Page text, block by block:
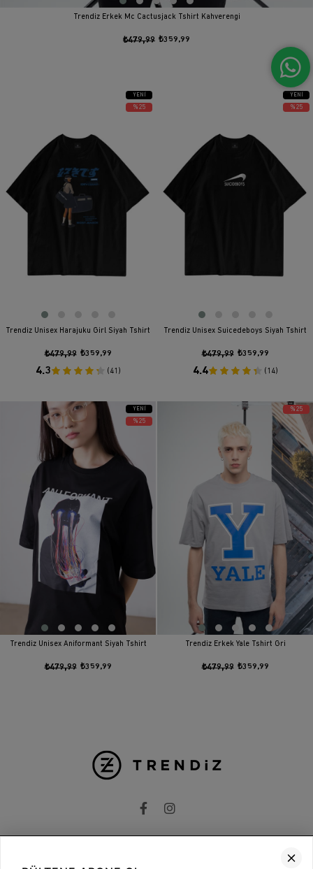
Trendiz Erkek Mc Cactusjack Tshirt Kahverengi
₺359,99
₺479,99
Trendiz Unisex Harajuku Girl Siyah Tshirt
₺359,99
₺479,99
4.3 (41)
YENI
ÜRÜN
%25
Trendiz Unisex Suicedeboys Siyah Tshirt
₺359,99
₺479,99
4.4 (14)
YENI
ÜRÜN
%25
Trendiz Unisex Aniformant Siyah Tshirt
₺359,99
₺479,99
YENI
ÜRÜN
%25
Trendiz Erkek Yale Tshirt Gri
₺359,99
₺479,99
%25